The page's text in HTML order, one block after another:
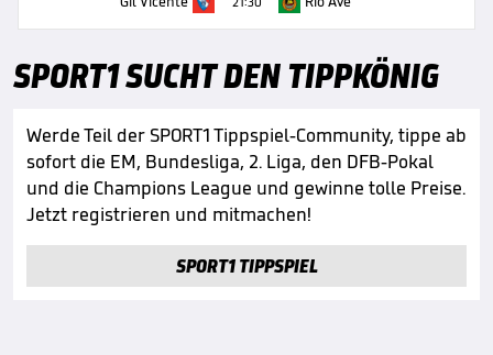
SPORT1 SUCHT DEN TIPPKÖNIG
Werde Teil der SPORT1 Tippspiel-Community, tippe ab
sofort die EM, Bundesliga, 2. Liga, den DFB-Pokal
und die Champions League und gewinne tolle Preise.
Jetzt registrieren und mitmachen!
SPORT1 TIPPSPIEL